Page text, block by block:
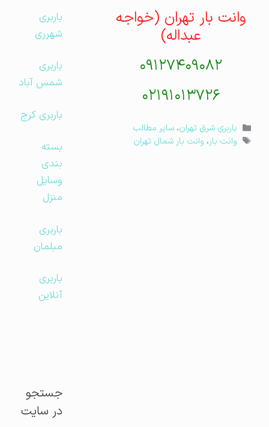
وانت بار تهران (خواجه
عبداله)
۰۹۱۲۷۴۰۹۰۸۲
۰۲۱۹۱۰۱۳۷۲۶
دسته‌ها
باربری شرق تهران ،سایر مطالب
برچسب‌ها
وانت بار،وانت بار شمال تهران
باربری
شهرری
باربری
شمس آباد
باربری کرج
بسته
بندی
وسایل
منزل
باربری
مبلمان
باربری
آنلاین
جستجو
در سایت